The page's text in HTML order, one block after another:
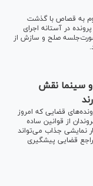
به قصاص با گذشت
در آستانه اجرای
صلح و سازش از
سینما نقش
قضایی که امروز
از قوانین ساده
نمایشی جذاب می‌تواند
قضایی پیشگیری